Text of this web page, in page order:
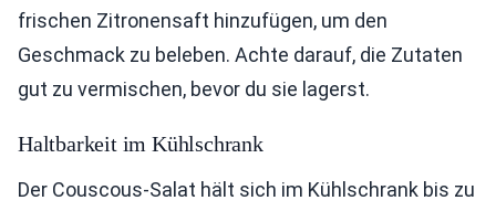
frischen Zitronensaft hinzufügen, um den
Geschmack zu beleben. Achte darauf, die Zutaten
gut zu vermischen, bevor du sie lagerst.
Haltbarkeit im Kühlschrank
Der Couscous-Salat hält sich im Kühlschrank bis zu